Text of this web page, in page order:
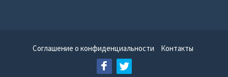
Соглашение о конфиденциальности Контакты